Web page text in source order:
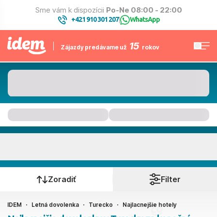
Sme vám k dispozícii Po-Ne 08:00 - 22:00
+421 910 301 207| WhatsApp
Zájazdy predávame už 15 rokov
Kedy cestujete?
Ako cestujete?
Zoradiť Filter
IDEM Letná dovolenka Turecko Najlacnejšie hotely